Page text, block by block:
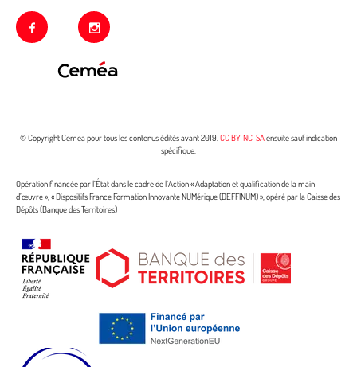
facebook instagram
© Copyright Cemea pour tous les contenus édités avant 2019.CC BY-NC-SAensuite sauf indication
spécifique.
Opération financée par l’État dans le cadre de l’Action « Adaptation et qualification de la main
d’œuvre », « Dispositifs France Formation Innovante NUMérique (DEFFINUM) », opéré par la Caisse des
Dépôts (Banque des Territoires)